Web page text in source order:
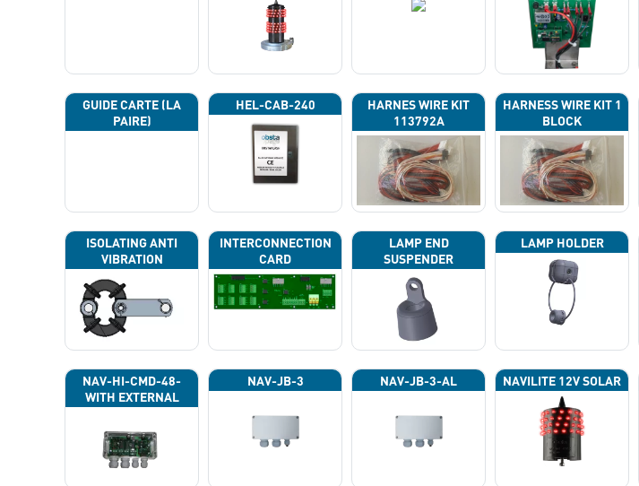
GUIDE CARTE (LA
PAIRE)
HEL-CAB-240
HARNES WIRE KIT
113792A
HARNESS WIRE KIT 1
BLOCK
ISOLATING ANTI
VIBRATION
INTERCONNECTION
CARD
LAMP END
SUSPENDER
LAMP HOLDER
NAV-HI-CMD-48-
WITH EXTERNAL
PHOTOCELL 13133
NAV-JB-3 NAV-JB-3-AL NAVILITE 12V SOLAR